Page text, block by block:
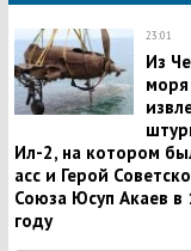
23:01
Из
Ил-2, на котором
асс и Герой
Союза Юсуп Акаев в
году